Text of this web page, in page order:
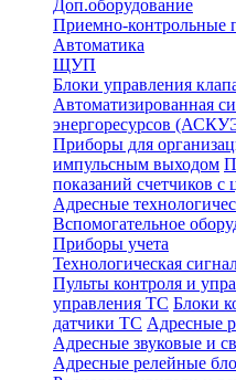
Доп.оборудование
Приемно-контрольные
Автоматика
ЩУП
Блоки управления
Автоматизированная
энергоресурсов
Приборы для
импульсным выходом
показаний счетчиков
Адресные
Вспомогательное
Приборы учета
Технологическая
Пульты контроля и
управления ТС Блоки
датчики ТС Адресные
Адресные звуковые и
Адресные релейные